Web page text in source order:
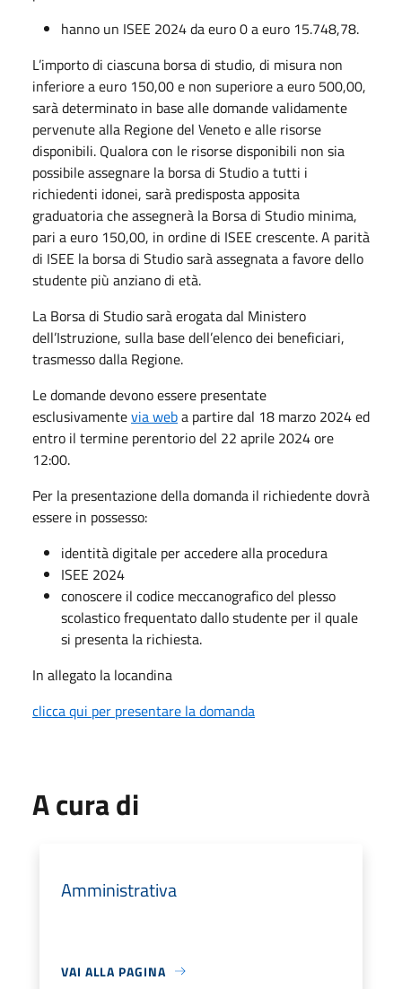
hanno un ISEE 2024 da euro 0 a euro 15.748,78.
L’importo di ciascuna borsa di studio, di misura non
inferiore a euro 150,00 e non superiore a euro 500,00,
sarà determinato in base alle domande validamente
pervenute alla Regione del Veneto e alle risorse
disponibili. Qualora con le risorse disponibili non sia
possibile assegnare la borsa di Studio a tutti i
richiedenti idonei, sarà predisposta apposita
graduatoria che assegnerà la Borsa di Studio minima,
pari a euro 150,00, in ordine di ISEE crescente. A parità
di ISEE la borsa di Studio sarà assegnata a favore dello
studente più anziano di età.
La Borsa di Studio sarà erogata dal Ministero
dell’Istruzione, sulla base dell’elenco dei beneficiari,
trasmesso dalla Regione.
Le domande devono essere presentate
esclusivamentevia weba partire dal 18 marzo 2024 ed
entro il termine perentorio del 22 aprile 2024 ore
12:00.
Per la presentazione della domanda il richiedente dovrà
essere in possesso:
identità digitale per accedere alla procedura
ISEE 2024
conoscere il codice meccanografico del plesso
scolastico frequentato dallo studente per il quale
si presenta la richiesta.
In allegato la locandina
clicca qui per presentare la domanda
A cura di
Amministrativa
VAI ALLA PAGINA